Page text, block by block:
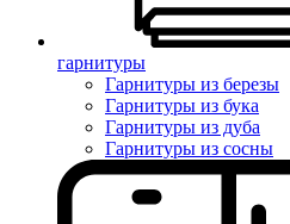
гарнитуры
Гарнитуры из березы
Гарнитуры из бука
Гарнитуры из дуба
Гарнитуры из сосны